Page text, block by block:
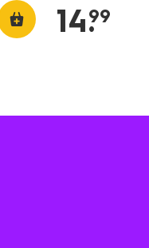
14.
99